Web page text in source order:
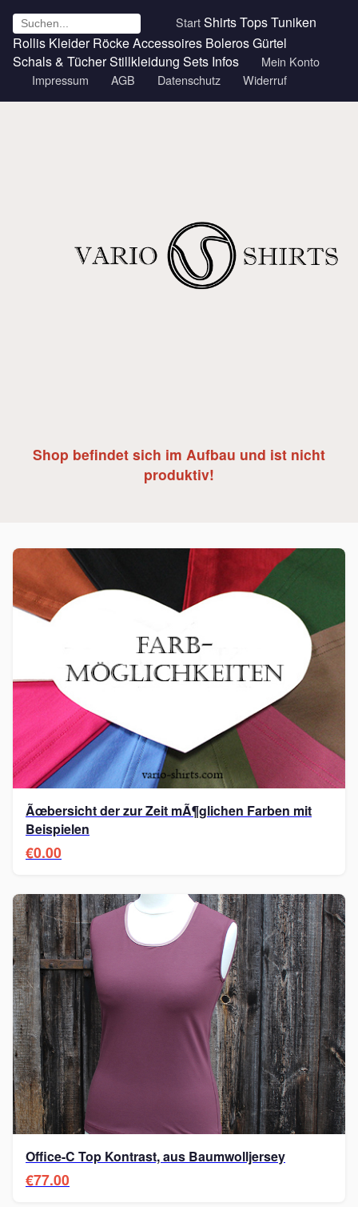
StartShirtsTopsTuniken
Rollis Kleider RöckeAccessoires BolerosGürtel
Schals & TücherStillkleidung Sets Infos
Mein Konto
Impressum
AGB Datenschutz Widerruf
Shop befindet sich im Aufbau und ist nicht
produktiv!
Ãœbersicht der zur Zeit mÃ¶glichen Farben mit
Beispielen
€0.00
Office-C Top Kontrast, aus Baumwolljersey
€77.00